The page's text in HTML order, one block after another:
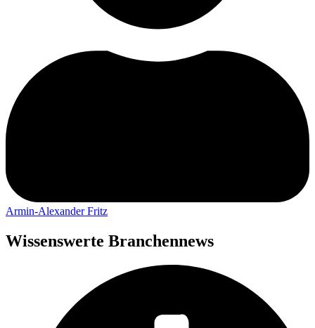
Armin-Alexander Fritz
Wissenswerte Branchennews